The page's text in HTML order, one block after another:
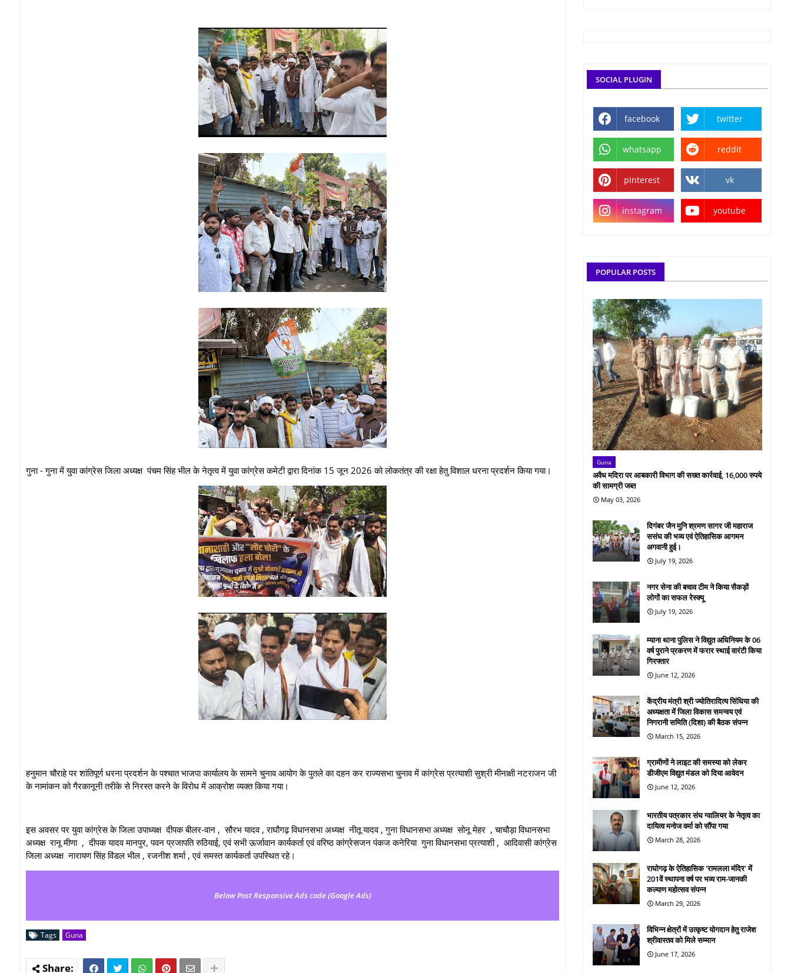
गुना - गुना में युवा कांग्रेस जिला अध्यक्ष पंचम सिंह भील के नेतृत्व में युवा कांग्रेस कमेटी द्वारा दिनांक 15 जून 2026 को लोकतंत्र की रक्षा हेतु विशाल धरना प्रदर्शन किया गया।
हनुमान चौराहे पर शांतिपूर्ण धरना प्रदर्शन के पश्चात भाजपा कार्यालय के सामने चुनाव आयोग के पुतले का दहन कर राज्यसभा चुनाव में कांग्रेस प्रत्याशी सुश्री मीनाक्षी नटराजन जी
के नामांकन को गैरकानूनी तरीके से निरस्त करने के विरोध में आक्रोश व्यक्त किया गया।
इस अवसर पर युवा कांग्रेस के जिला उपाध्यक्ष दीपक बीलर-वान , सौरभ यादव , राघौगढ़ विधानसभा अध्यक्ष नीतू यादव , गुना विधानसभा अध्यक्ष सोनू मेहर , चाचौड़ा विधानसभा
अध्यक्ष रानू मीणा , दीपक यादव मानपुर, पवन प्रजापति रुठियाई, एवं सभी ऊर्जावान कार्यकर्ता एवं वरिष्ठ कांग्रेसजन पंकज कनेरिया गुना विधानसभा प्रत्याशी , आदिवासी कांग्रेस
जिला अध्यक्ष नारायण सिंह विंडल भील , रजनीश शर्मा , एवं समस्त कार्यकर्ता उपस्थित रहे।
Below Post Responsive Ads code (Google Ads)
Tags Guna
SOCIAL PLUGIN
facebook twitter
whatsapp reddit
pinterest vk
instagram youtube
POPULAR POSTS
Guna
अवैध मदिरा पर आबकारी विभाग की सख्त कार्रवाई, 16,000 रुपये
की सामग्री जब्त
May 03, 2026
दिगंबर जैन मुनि श्रमण सागर जी महाराज
ससंघ की भव्य एवं ऐतिहासिक आगमन
अगवानी हुई।
July 19, 2026
नगर सेना की बचाव टीम ने किया सैकड़ों
लोगों का सफल रेस्क्यू
July 19, 2026
म्याना थाना पुलिस ने विद्युत अधिनियम के 06
वर्ष पुराने प्रकरण में फरार स्थाई वारंटी किया
गिरफ्तार
June 12, 2026
केंद्रीय मंत्री श्री ज्योतिरादित्य सिंधिया की
अध्यक्षता में जिला विकास समन्वय एवं
निगरानी समिति (दिशा) की बैठक संपन्न
March 15, 2026
ग्रामीणों ने लाइट की समस्या को लेकर
डीजीएम विद्युत मंडल को दिया आवेदन
June 12, 2026
भारतीय पत्रकार संघ ग्वालियर के नेतृत्व का
दायित्व मनोज वर्मा को सौंपा गया
March 28, 2026
राघोगढ़ के ऐतिहासिक 'रामलला मंदिर' में
201वें स्थापना वर्ष पर भव्य राम-जानकी
कल्याण महोत्सव संपन्न
March 29, 2026
विभिन्न क्षेत्रों में उत्कृष्ट योगदान हेतु राजेश
श्रीवास्तव को मिले सम्मान
June 17, 2026